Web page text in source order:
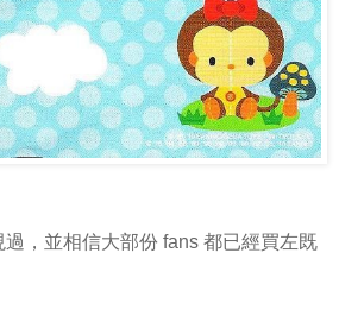
，並相信大部份 fans 都已經買左既